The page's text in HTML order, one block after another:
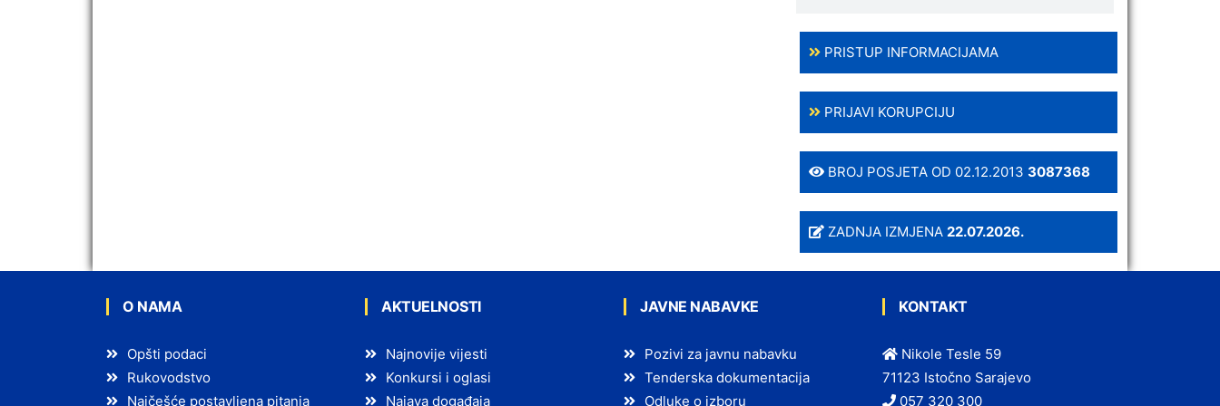
PRISTUP INFORMACIJAMA
PRIJAVI KORUPCIJU
BROJ POSJETA OD 02.12.2013 3087368
ZADNJA IZMJENA 22.07.2026.
O NAMA
Opšti podaci
Rukovodstvo
Najčešće postavljena pitanja
AKTUELNOSTI
Najnovije vijesti
Konkursi i oglasi
Najava događaja
JAVNE NABAVKE
Pozivi za javnu nabavku
Tenderska dokumentacija
Odluke o izboru
KONTAKT
Nikole Tesle 59
71123 Istočno Sarajevo
057 320 300